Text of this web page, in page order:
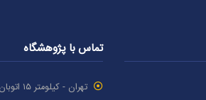
تماس با پژوهشگاه
تهران